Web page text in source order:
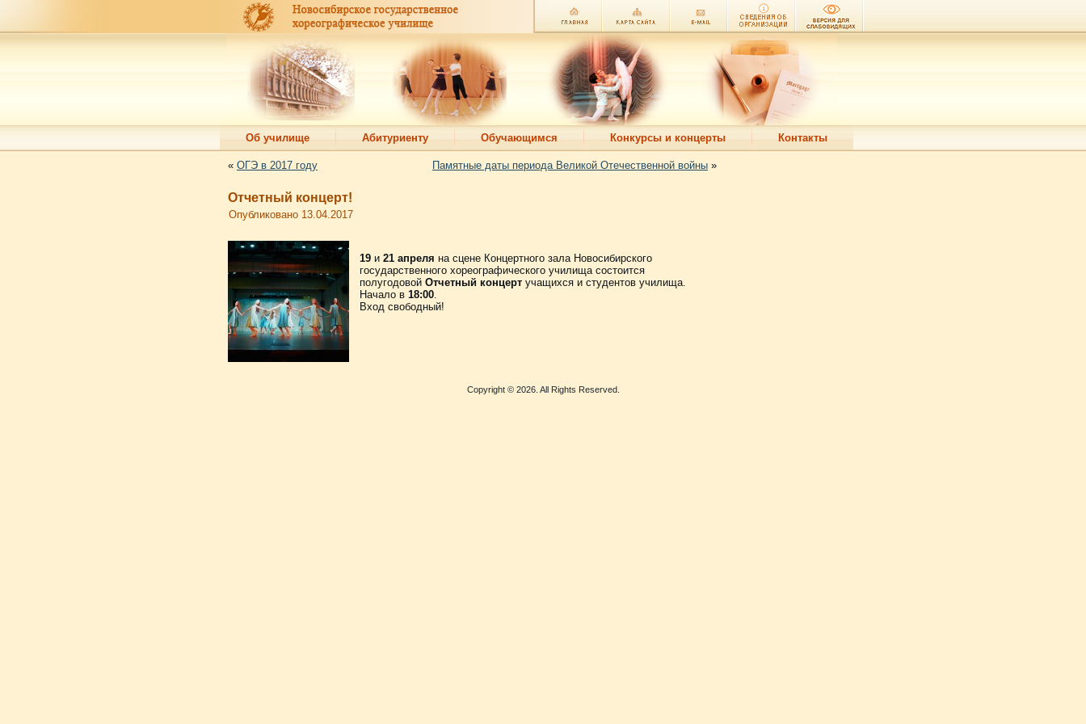
Об училище Абитуриенту Обучающимся Конкурсы и концерты Контакты
« ОГЭ в 2017 году Памятные даты периода Великой Отечественной войны »
Отчетный концерт!
Опубликовано 13.04.2017
19 и 21 апреля на сцене Концертного зала Новосибирского
государственного хореографического училища состоится
полугодовой Отчетный концерт учащихся и студентов училища.
Начало в 18:00.
Вход свободный!
Copyright © 2026. All Rights Reserved.